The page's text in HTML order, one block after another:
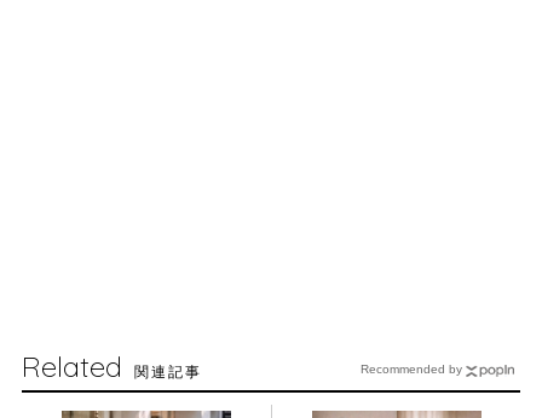
Related 関連記事 Recommended by